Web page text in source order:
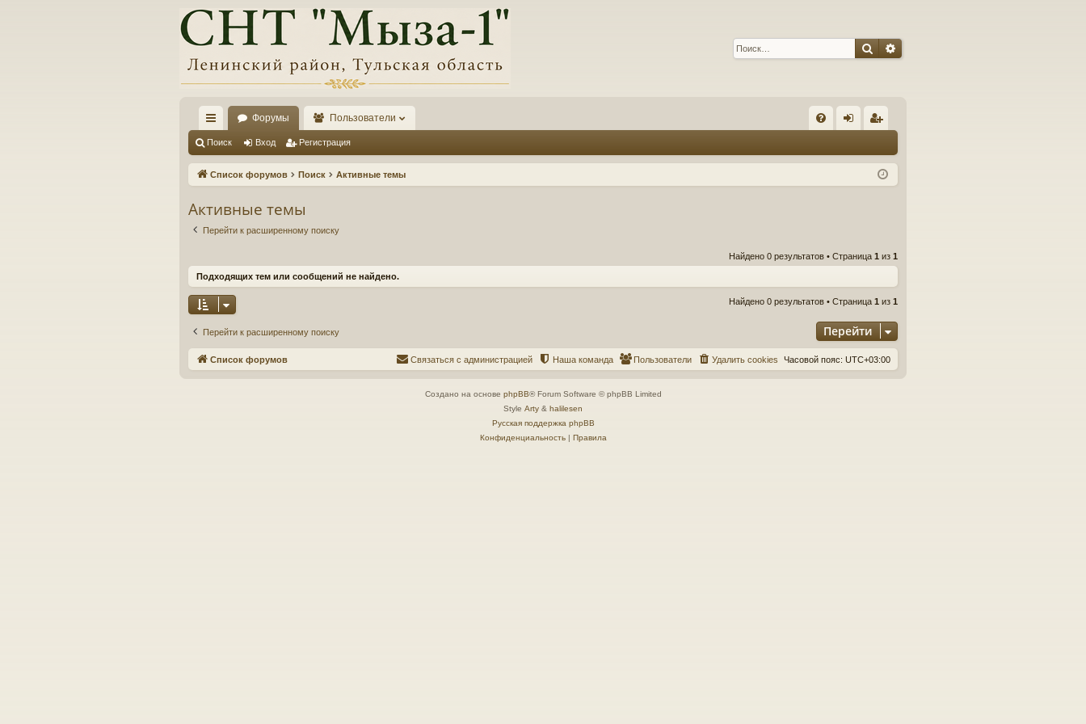
ПоискРасширенный поиск
с
ы
и
Форумы Пользователи
Q д ис
Поиск Вход Регистрация
Список форумов Поиск Активные темы
Активные темы
Перейти к расширенному поиску
Найдено 0 результатов • Страница 1 из 1
Подходящих тем или сообщений не найдено.
Найдено 0 результатов • Страница 1 из 1
Перейти к расширенному поиску Перейти
Список форумов Часовой пояс: UTC+03:00
Удалить cookies
Пользователи
Наша команда
Связаться с администрацией
Создано на основе phpBB® Forum Software © phpBB Limited
Style Arty & halilesen
Русская поддержка phpBB
Конфиденциальность| Правила